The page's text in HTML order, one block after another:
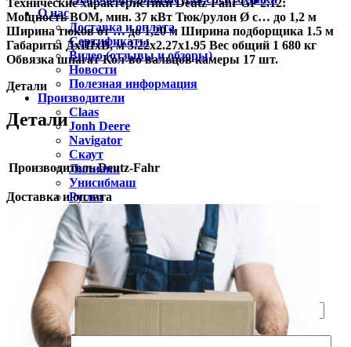
О нас
Доставка и оплата
Сертификаты
Видео (отзывы и обзоры)
Новости
Полезная информация
Производители
Claas
Jonh Deere
Navigator
Скаут
Лилиани
Унисибмаш
Русич
Чувашпиллер
БДМ-АгроЦентр
Контакты
Оставить заявку
ФИО
Телефон
Email
Мощность ВОМ, мин. 37 кВт Тюк/рулон Ø с… до 1,2 м
Ширина тюков от … до 1,20 м Ширина подборщика 1.5 м
Габариты ДхШхВ, м 3.22х2.27х1.95 Вес общий 1 680 кг
Обвязка шпагат Кол-во вальцов камеры 17 шт.
Детали
Детали
Производитель Deutz-Fahr
Доставка и оплата